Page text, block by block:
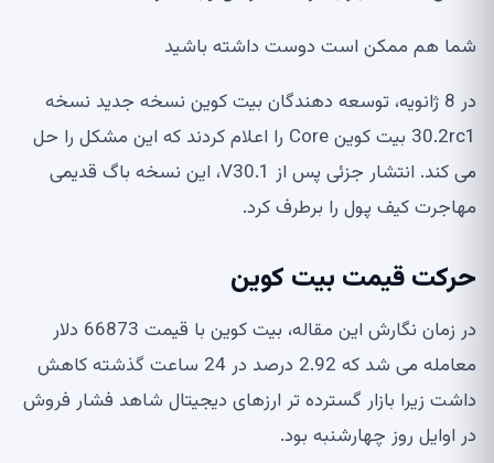
شما هم ممکن است دوست داشته باشید
در 8 ژانویه، توسعه دهندگان بیت کوین نسخه جدید نسخه
30.2rc1 بیت کوین Core را اعلام کردند که این مشکل را حل
می کند. انتشار جزئی پس از V30.1، این نسخه باگ قدیمی
مهاجرت کیف پول را برطرف کرد.
حرکت قیمت بیت کوین
در زمان نگارش این مقاله، بیت کوین با قیمت 66873 دلار
معامله می شد که 2.92 درصد در 24 ساعت گذشته کاهش
داشت زیرا بازار گسترده تر ارزهای دیجیتال شاهد فشار فروش
در اوایل روز چهارشنبه بود.